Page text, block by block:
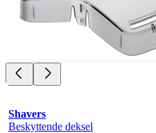
Shavers
Beskyttende deksel